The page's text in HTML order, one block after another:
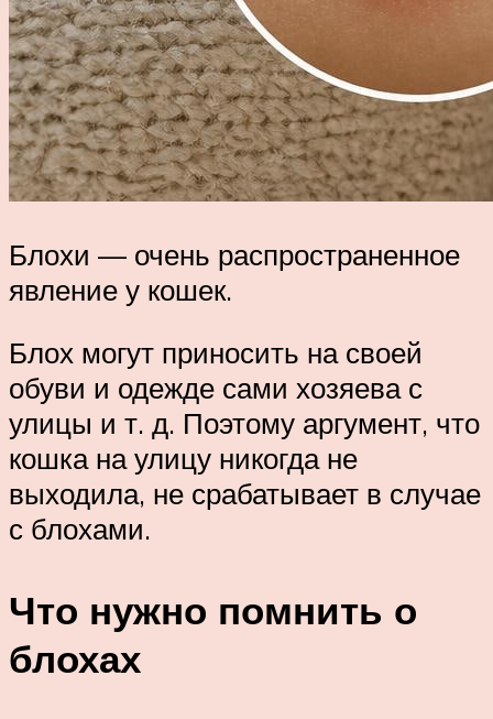
Блохи — очень распространенное
явление у кошек.
Блох могут приносить на своей
обуви и одежде сами хозяева с
улицы и т. д. Поэтому аргумент, что
кошка на улицу никогда не
выходила, не срабатывает в случае
с блохами.
Что нужно помнить о
блохах